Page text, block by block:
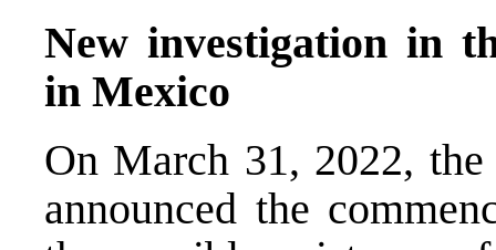
New investigation in
in Mexico
On March 31, 2022,
announced the